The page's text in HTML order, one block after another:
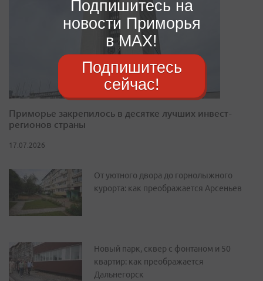
Приморье закрепилось в десятке лучших инвест-
регионов страны
17.07.2026
От уютного двора до горнолыжного
курорта: как преображается Арсеньев
Новый парк, сквер с фонтаном и 50
квартир: как преображается
Дальнегорск
Подпишитесь на
новости Приморья
в MAX!
Подпишитесь
сейчас!